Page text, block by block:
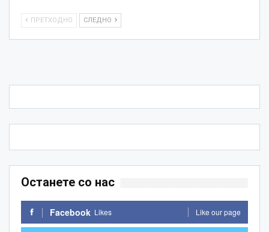
ПРЕТХОДНО СЛЕДНО
Останете со нас
Facebook Likes Like our page